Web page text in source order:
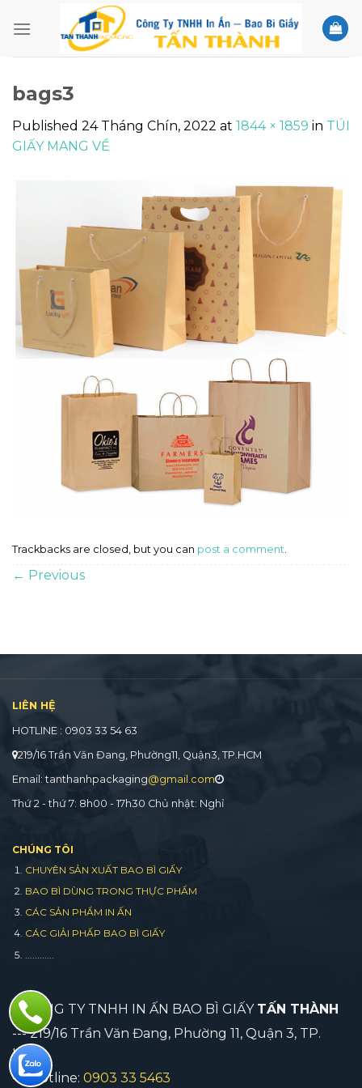
bags3
Published 24 Tháng Chín, 2022 at 1844 × 1859 in TÚI
GIẤY MANG VỀ
Trackbacks are closed, but you can post a comment
← Previous
LIÊN HỆ
HOTLINE : 0903 33 54 63
219/16 Trần Văn Đang, Phường11, Quận3, TP.HCM
Email: tanthanhpackaging@gmail.com
Thứ 2 - thứ 7: 8h00 - 17h30 Chủ nhật: Nghỉ
CHÚNG TÔI
CHUYÊN SẢN XUẤT BAO BÌ GIẤY
BAO BÌ DÙNG TRONG THỰC PHẨM
CÁC SẢN PHẨM IN ẤN
CÁC GIẢI PHẤP BAO BÌ GIẤY
CÔNG TY TNHH IN ẤN BAO BÌ GIẤY TẤN THÀNH
--- 219/16 Trần Văn Đang, Phường 11, Quận 3, TP.
HCM
--- Hotline: 0903 33 5463